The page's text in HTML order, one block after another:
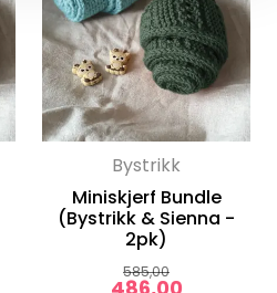
Bystrikk
Miniskjerf Bundle
(Bystrikk & Sienna -
2pk)
585,00